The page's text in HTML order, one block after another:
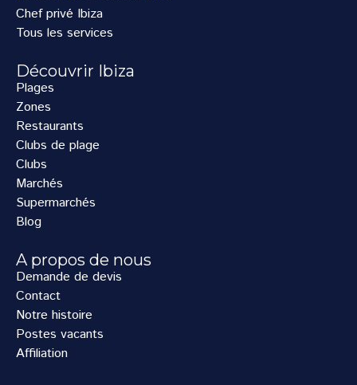
Chef privé Ibiza
Tous les services
Découvrir Ibiza
Plages
Zones
Restaurants
Clubs de plage
Clubs
Marchés
Supermarchés
Blog
A propos de nous
Demande de devis
Contact
Notre histoire
Postes vacants
Affiliation